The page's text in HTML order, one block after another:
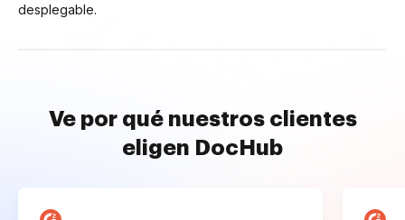
desplegable.
Ve por qué nuestros clientes
eligen DocHub